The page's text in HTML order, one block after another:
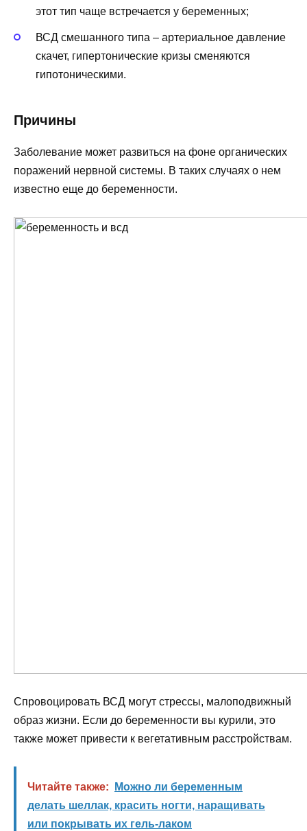
этот тип чаще встречается у беременных;
ВСД смешанного типа – артериальное давление
скачет, гипертонические кризы сменяются
гипотоническими.
Причины
Заболевание может развиться на фоне органических
поражений нервной системы. В таких случаях о нем
известно еще до беременности.
Спровоцировать ВСД могут стрессы, малоподвижный
образ жизни. Если до беременности вы курили, это
также может привести к вегетативным расстройствам.
Читайте также:
Можно ли беременным
делать шеллак, красить ногти, наращивать
или покрывать их гель-лаком